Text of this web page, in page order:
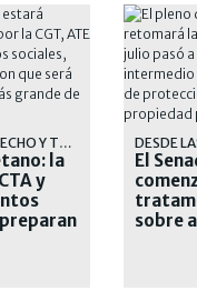
"TIERRA, TECHO Y TRABAJO"
la
y
DESDE
El
sobre